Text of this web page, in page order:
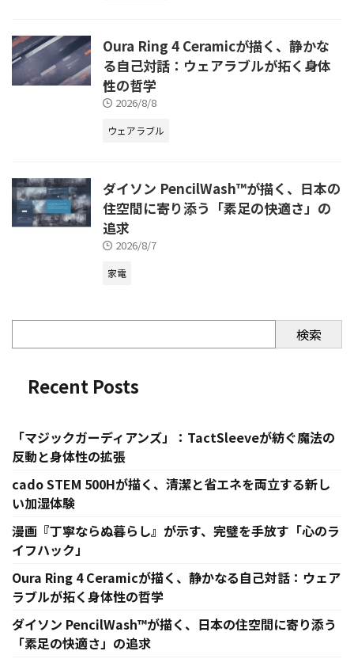
Oura Ring 4 Ceramicが描く、静かな
る自己対話：ウェアラブルが拓く身体
性の哲学
2026/8/8
ウェアラブル
ダイソン PencilWash™が描く、日本の
住空間に寄り添う「素足の快適さ」の
追求
2026/8/7
家電
検索
Recent Posts
「マジックガーディアンズ」：TactSleeveが紡ぐ魔法の
反動と身体性の拡張
cado STEM 500Hが描く、清潔と省エネを両立する新し
い加湿体験
漫画『丁寧ならぬ暮らし』が示す、完璧を手放す「心のラ
イフハック」
Oura Ring 4 Ceramicが描く、静かなる自己対話：ウェア
ラブルが拓く身体性の哲学
ダイソン PencilWash™が描く、日本の住空間に寄り添う
「素足の快適さ」の追求